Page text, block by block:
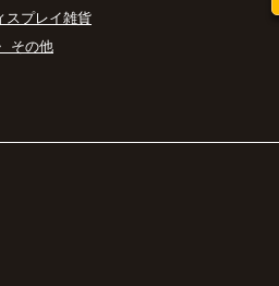
スプレイ雑貨
その他